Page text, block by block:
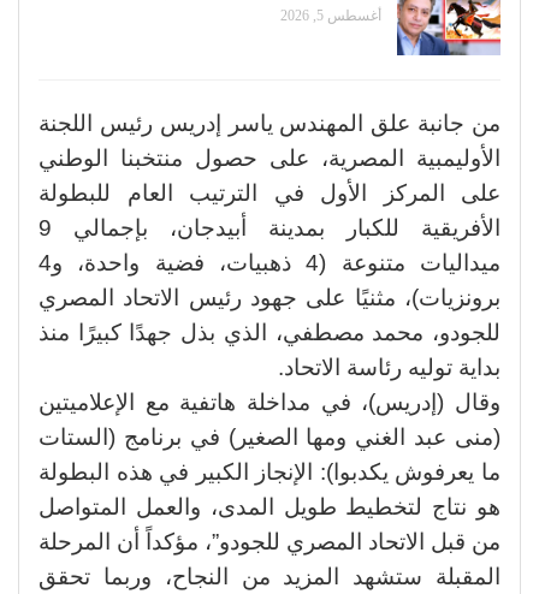
أغسطس 5, 2026
من جانبة علق المهندس ياسر إدريس رئيس اللجنة
الأوليمبية المصرية، على حصول منتخبنا الوطني
على المركز الأول في الترتيب العام للبطولة
الأفريقية للكبار بمدينة أبيدجان، بإجمالي 9
ميداليات متنوعة (4 ذهبيات، فضية واحدة، و4
برونزيات)، مثنيًا على جهود رئيس الاتحاد المصري
للجودو، محمد مصطفي، الذي بذل جهدًا كبيرًا منذ
بداية توليه رئاسة الاتحاد.
وقال (إدريس)، في مداخلة هاتفية مع الإعلاميتين
(منى عبد الغني ومها الصغير) في برنامج (الستات
ما يعرفوش يكدبوا): الإنجاز الكبير في هذه البطولة
هو نتاج لتخطيط طويل المدى، والعمل المتواصل
من قبل الاتحاد المصري للجودو”، مؤكداً أن المرحلة
المقبلة ستشهد المزيد من النجاح، وربما تحقق